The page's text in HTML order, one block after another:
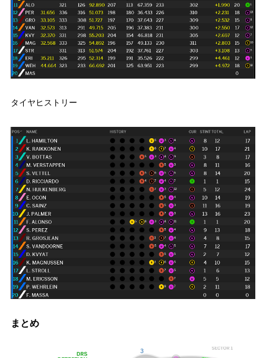
タイヤヒストリー
まとめ